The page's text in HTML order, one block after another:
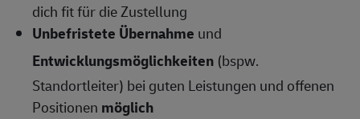
dich fit für die Zustellung
Unbefristete Übernahme und
Entwicklungsmöglichkeiten (bspw.
Standortleiter) bei guten Leistungen und offenen
Positionen möglich